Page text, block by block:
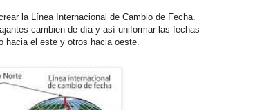
la Línea Internacional de Cambio de Fecha.
cambien de día y así uniformar las fechas
hacia el este y otros hacia oeste.